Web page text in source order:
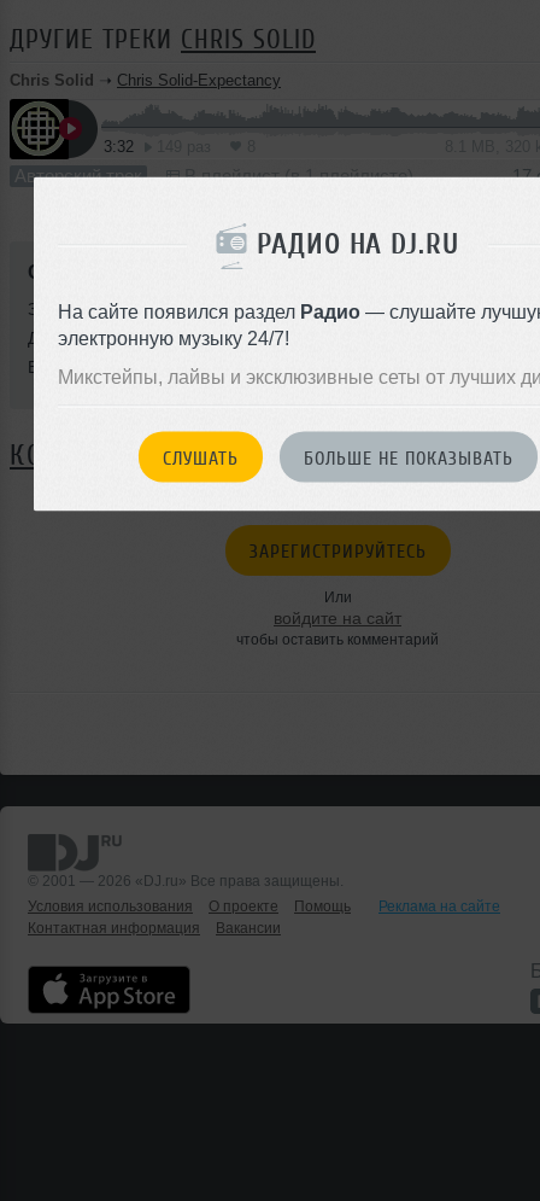
РАДИО НА DJ.RU
На сайте появился раздел Радио — слушайте
электронную музыку 24/7!
Микстейпы, лайвы и эксклюзивные сеты от лучших
СЛУШАТЬ БОЛЬШЕ НЕ ПОКАЗЫВАТЬ
ДРУГИЕ ТРЕКИ CHRIS SOLID
Chris Solid ➝ Chris Solid-Expectancy
3:32
Авторский трек В плейлист (в 1 плейлисте) 17
Стиль:
Записан: 26 июня 2015
Добавлен: 15 октября 2015, 01:36
BPM: 134
КОММЕНТАРИИ
ЗАРЕГИСТРИРУЙТЕСЬ
Или
войдите на сайт
чтобы оставить комментарий
© 2001 — 2026 «DJ.ru» Все права защищены.
Условия использования
О проекте Помощь
Реклама на сайте
Контактная информация
Вакансии